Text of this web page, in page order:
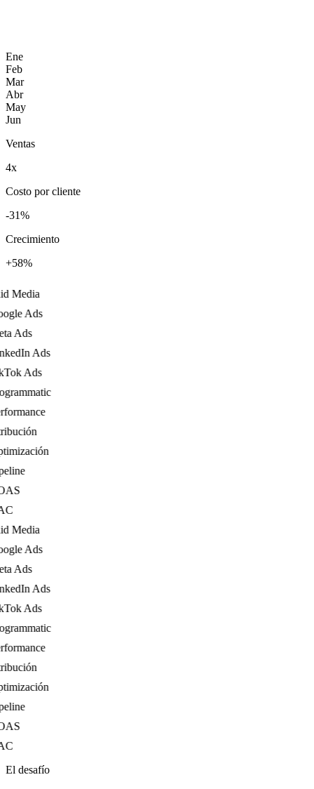
Ene
Feb
Mar
Abr
May
Jun
Ventas
4x
Costo por cliente
-31%
Crecimiento
+58%
Media
Ads
Ads
Ads
Ads
Media
Ads
Ads
Ads
Ads
El desafío